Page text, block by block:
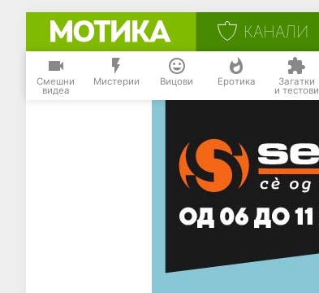
КАНАЛИ
Смешни
видеа
Мистерии Вицови Еротика Загатки
и тестови